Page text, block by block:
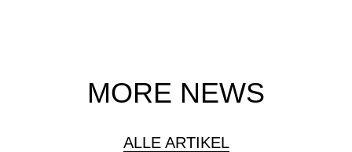
MORE NEWS
ALLE ARTIKEL